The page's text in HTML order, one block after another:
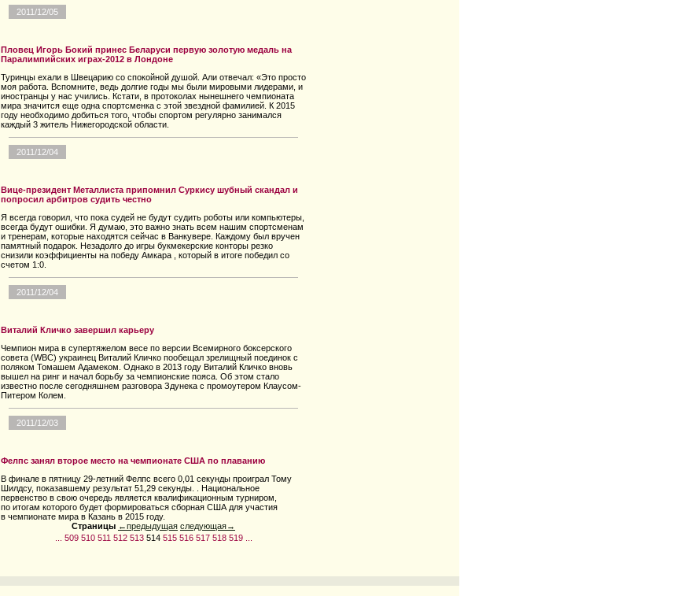
2011/12/05
Пловец Игорь Бокий принес Беларуси первую золотую медаль на
Паралимпийских играх-2012 в Лондоне
Туринцы ехали в Швецарию со спокойной душой. Али отвечал: «Это просто
моя работа. Вспомните, ведь долгие годы мы были мировыми лидерами, и
иностранцы у нас учились. Кстати, в протоколах нынешнего чемпионата
мира значится еще одна спортсменка с этой звездной фамилией. К 2015
году необходимо добиться того, чтобы спортом регулярно занимался
каждый 3 житель Нижегородской области.
2011/12/04
Вице-президент Металлиста припомнил Суркису шубный скандал и
попросил арбитров судить честно
Я всегда говорил, что пока судей не будут судить роботы или компьютеры,
всегда будут ошибки. Я думаю, это важно знать всем нашим спортсменам
и тренерам, которые находятся сейчас в Ванкувере. Каждому был вручен
памятный подарок. Незадолго до игры букмекерские конторы резко
снизили коэффициенты на победу Амкара , который в итоге победил со
счетом 1:0.
2011/12/04
Виталий Кличко завершил карьеру
Чемпион мира в супертяжелом весе по версии Всемирного боксерского
совета (WBC) украинец Виталий Кличко пообещал зрелищный поединок с
поляком Томашем Адамеком. Однако в 2013 году Виталий Кличко вновь
вышел на ринг и начал борьбу за чемпионские пояса. Об этом стало
известно после сегодняшнем разговора Здунека с промоутером Клаусом-
Питером Колем.
2011/12/03
Фелпс занял второе место на чемпионате США по плаванию
В финале в пятницу 29-летний Фелпс всего 0,01 секунды проиграл Тому
Шилдсу, показавшему результат 51,29 секунды. . Национальное
первенство в свою очередь является квалификационным турниром,
по итогам которого будет формироваться сборная США для участия
в чемпионате мира в Казань в 2015 году.
Страницы ←предыдущая следующая→
509 510 511 512 513514 515 516 517 518 519